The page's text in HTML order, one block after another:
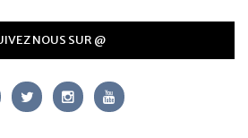
NOUS SUR @